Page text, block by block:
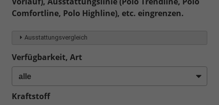
Comfortline, Polo Highline), etc. eingrenzen.
Ausstattungsvergleich
Verfügbarkeit, Art
Kraftstoff